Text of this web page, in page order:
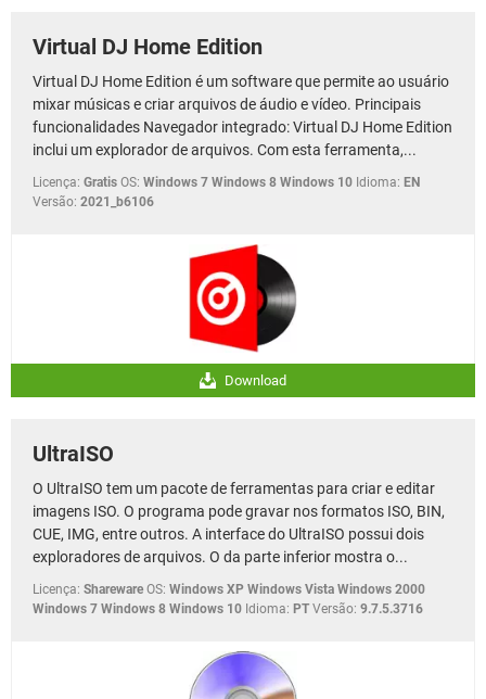
Virtual DJ Home Edition
Virtual DJ Home Edition é um software que permite ao usuário
mixar músicas e criar arquivos de áudio e vídeo. Principais
funcionalidades Navegador integrado: Virtual DJ Home Edition
inclui um explorador de arquivos. Com esta ferramenta,...
Licença: Gratis OS: Windows 7 Windows 8 Windows 10 Idioma: EN
Versão: 2021_b6106
Download
UltraISO
O UltraISO tem um pacote de ferramentas para criar e editar
imagens ISO. O programa pode gravar nos formatos ISO, BIN,
CUE, IMG, entre outros. A interface do UltraISO possui dois
exploradores de arquivos. O da parte inferior mostra o...
Licença: Shareware OS: Windows XP Windows Vista Windows 2000
Windows 7 Windows 8 Windows 10 Idioma: PT Versão: 9.7.5.3716